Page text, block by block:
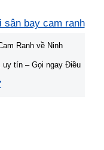
Ranh về Ninh
uy tín – Gọi ngay Điều